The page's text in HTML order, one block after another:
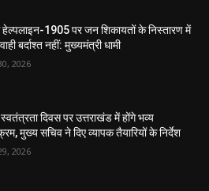
हेल्पलाइन-1905 पर जन शिकायतों के निस्तारण में
बर्दाश्त नहीं: मुख्यमंत्री धामी
2026
दिवस पर उत्तराखंड में होंगे भव्य
मुख्य सचिव ने दिए व्यापक तैयारियों के निर्देश
2026